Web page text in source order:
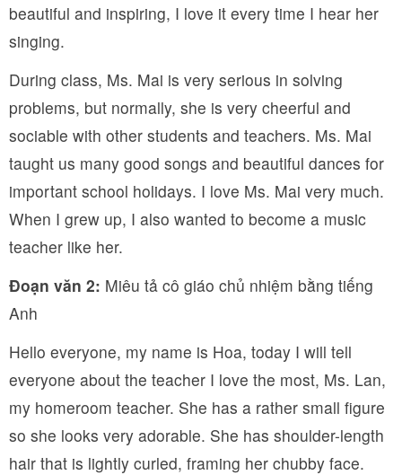
beautiful and inspiring, I love it every time I hear her
singing.
During class, Ms. Mai is very serious in solving
problems, but normally, she is very cheerful and
sociable with other students and teachers. Ms. Mai
taught us many good songs and beautiful dances for
important school holidays. I love Ms. Mai very much.
When I grew up, I also wanted to become a music
teacher like her.
Đoạn văn 2: Miêu tả cô giáo chủ nhiệm bằng tiếng
Anh
Hello everyone, my name is Hoa, today I will tell
everyone about the teacher I love the most, Ms. Lan,
my homeroom teacher. She has a rather small figure
so she looks very adorable. She has shoulder-length
hair that is lightly curled, framing her chubby face.